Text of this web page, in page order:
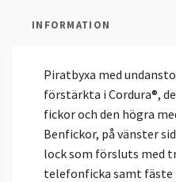
INFORMATION
Piratbyxa med
förstärkta i Cordura®,
fickor och den högra
Benfickor, på vänster
lock som försluts med
telefonficka samt fäste